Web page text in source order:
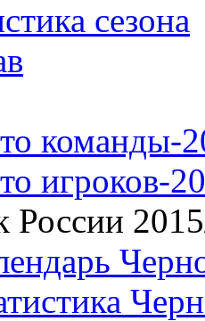
сезона
команды-
игроков-
России